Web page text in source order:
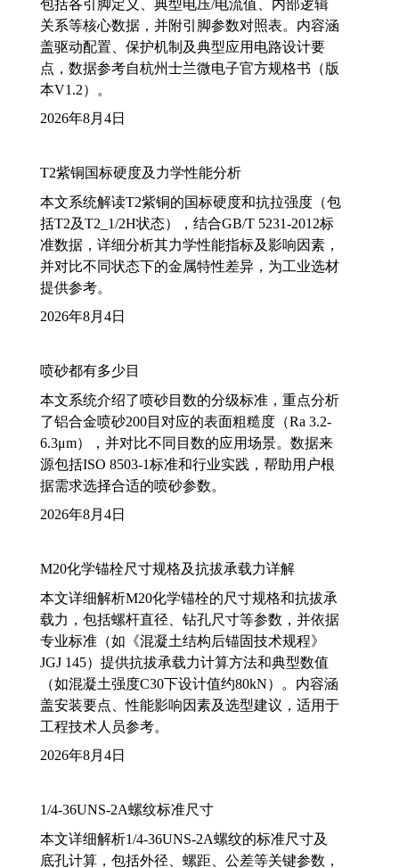
包括各引脚定义、典型电压/电流值、内部逻辑
关系等核心数据，并附引脚参数对照表。内容涵
盖驱动配置、保护机制及典型应用电路设计要
点，数据参考自杭州士兰微电子官方规格书（版
本V1.2）。
2026年8月4日
T2紫铜国标硬度及力学性能分析
本文系统解读T2紫铜的国标硬度和抗拉强度（包
括T2及T2_1/2H状态），结合GB/T 5231-2012标
准数据，详细分析其力学性能指标及影响因素，
并对比不同状态下的金属特性差异，为工业选材
提供参考。
2026年8月4日
喷砂都有多少目
本文系统介绍了喷砂目数的分级标准，重点分析
了铝合金喷砂200目对应的表面粗糙度（Ra 3.2-
6.3μm），并对比不同目数的应用场景。数据来
源包括ISO 8503-1标准和行业实践，帮助用户根
据需求选择合适的喷砂参数。
2026年8月4日
M20化学锚栓尺寸规格及抗拔承载力详解
本文详细解析M20化学锚栓的尺寸规格和抗拔承
载力，包括螺杆直径、钻孔尺寸等参数，并依据
专业标准（如《混凝土结构后锚固技术规程》
JGJ 145）提供抗拔承载力计算方法和典型数值
（如混凝土强度C30下设计值约80kN）。内容涵
盖安装要点、性能影响因素及选型建议，适用于
工程技术人员参考。
2026年8月4日
1/4-36UNS-2A螺纹标准尺寸
本文详细解析1/4-36UNS-2A螺纹的标准尺寸及
底孔计算，包括外径、螺距、公差等关键参数，